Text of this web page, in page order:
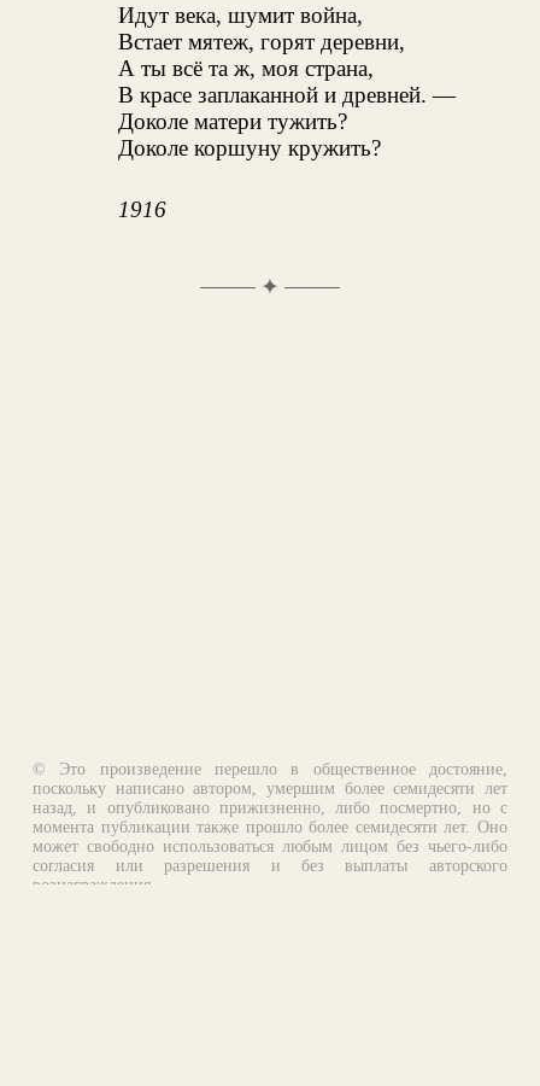
Идут века, шумит война,
Встает мятеж, горят деревни,
А ты всё та ж, моя страна,
В красе заплаканной и древней. —
Доколе матери тужить?
Доколе коршуну кружить?
1916
✦
© Это произведение перешло в общественное достояние,
поскольку написано автором, умершим более семидесяти лет
назад, и опубликовано прижизненно, либо посмертно, но с
момента публикации также прошло более семидесяти лет. Оно
может свободно использоваться любым лицом без чьего-либо
согласия или разрешения и без выплаты авторского
вознаграждения.